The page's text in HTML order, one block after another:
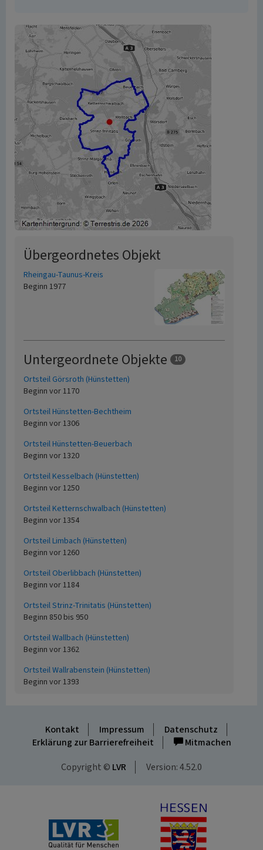
Übergeordnetes Objekt
Rheingau-Taunus-Kreis
Beginn 1977
Untergeordnete Objekte 10
Ortsteil Görsroth (Hünstetten)
Beginn vor 1170
Ortsteil Hünstetten-Bechtheim
Beginn vor 1306
Ortsteil Hünstetten-Beuerbach
Beginn vor 1320
Ortsteil Kesselbach (Hünstetten)
Beginn vor 1250
Ortsteil Ketternschwalbach (Hünstetten)
Beginn vor 1354
Ortsteil Limbach (Hünstetten)
Beginn vor 1260
Ortsteil Oberlibbach (Hünstetten)
Beginn vor 1184
Ortsteil Strinz-Trinitatis (Hünstetten)
Beginn 850 bis 950
Ortsteil Wallbach (Hünstetten)
Beginn vor 1362
Ortsteil Wallrabenstein (Hünstetten)
Beginn vor 1393
Kontakt Impressum
Datenschutz
Erklärung zur Barrierefreiheit
Mitmachen
Copyright © LVR Version: 4.52.0